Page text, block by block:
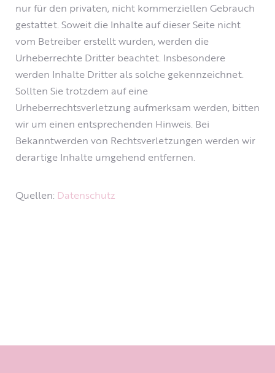
nur für den privaten, nicht kommerziellen Gebrauch
gestattet. Soweit die Inhalte auf dieser Seite nicht
vom Betreiber erstellt wurden, werden die
Urheberrechte Dritter beachtet. Insbesondere
werden Inhalte Dritter als solche gekennzeichnet.
Sollten Sie trotzdem auf eine
Urheberrechtsverletzung aufmerksam werden, bitten
wir um einen entsprechenden Hinweis. Bei
Bekanntwerden von Rechtsverletzungen werden wir
derartige Inhalte umgehend entfernen.
Quellen: Datenschutz